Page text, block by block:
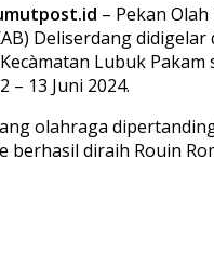
– Pekan
Deliserdang didigelar
Lubuk Pakam
– 13 Juni 2024.
olahraga
berhasil diraih Rouin